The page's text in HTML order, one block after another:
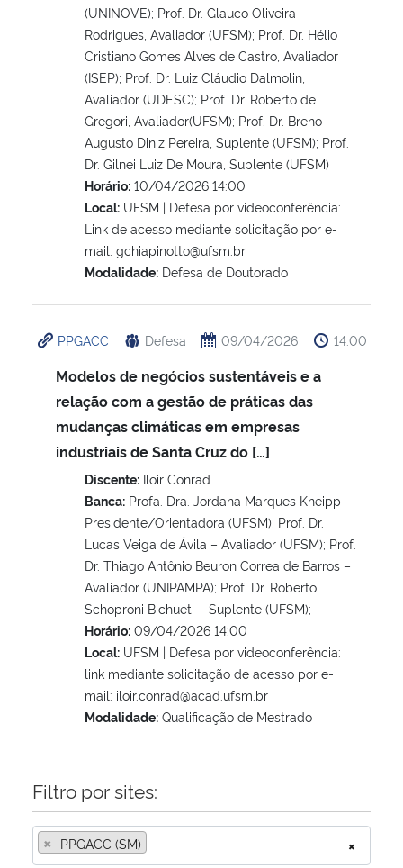
(UNINOVE); Prof. Dr. Glauco Oliveira
Rodrigues, Avaliador (UFSM); Prof. Dr. Hélio
Cristiano Gomes Alves de Castro, Avaliador
(ISEP); Prof. Dr. Luiz Cláudio Dalmolin,
Avaliador (UDESC); Prof. Dr. Roberto de
Gregori, Avaliador(UFSM); Prof. Dr. Breno
Augusto Diniz Pereira, Suplente (UFSM); Prof.
Dr. Gilnei Luiz De Moura, Suplente (UFSM)
Horário: 10/04/2026 14:00
Local: UFSM | Defesa por videoconferência:
Link de acesso mediante solicitação por e-
mail: gchiapinotto@ufsm.br
Modalidade: Defesa de Doutorado
PPGACC Defesa 09/04/2026 14:00
Modelos de negócios sustentáveis e a
relação com a gestão de práticas das
mudanças climáticas em empresas
industriais de Santa Cruz do […]
Discente: Iloir Conrad
Banca: Profa. Dra. Jordana Marques Kneipp –
Presidente/Orientadora (UFSM); Prof. Dr.
Lucas Veiga de Ávila – Avaliador (UFSM); Prof.
Dr. Thiago Antônio Beuron Correa de Barros –
Avaliador (UNIPAMPA); Prof. Dr. Roberto
Schoproni Bichueti – Suplente (UFSM);
Horário: 09/04/2026 14:00
Local: UFSM | Defesa por videoconferência:
link mediante solicitação de acesso por e-
mail: iloir.conrad@acad.ufsm.br
Modalidade: Qualificação de Mestrado
Filtro por sites:
×
× PPGACC (SM)